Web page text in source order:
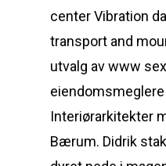
center Vibration
transport and
utvalg av www
Interiørarkitekter
Bærum. Didrik